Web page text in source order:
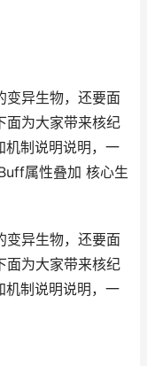
变异生物，还要面
面为大家带来核纪
机制说明说明，一
属性叠加 核心生
变异生物，还要面
面为大家带来核纪
机制说明说明，一